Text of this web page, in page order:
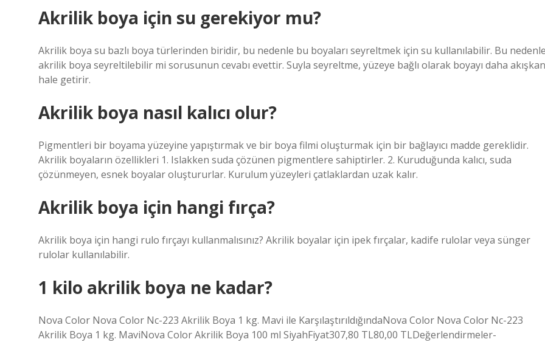
Akrilik boya için su gerekiyor mu?
Akrilik boya su bazlı boya türlerinden biridir, bu nedenle bu boyaları seyreltmek için su kullanılabilir. Bu
akrilik boya seyreltilebilir mi sorusunun cevabı evettir. Suyla seyreltme, yüzeye bağlı olarak boyayı daha akışkan
hale getirir.
Akrilik boya nasıl kalıcı olur?
Pigmentleri bir boyama yüzeyine yapıştırmak ve bir boya filmi oluşturmak için bir bağlayıcı madde gereklidir.
Akrilik boyaların özellikleri 1. Islakken suda çözünen pigmentlere sahiptirler. 2. Kuruduğunda kalıcı, suda
çözünmeyen, esnek boyalar oluştururlar. Kurulum yüzeyleri çatlaklardan uzak kalır.
Akrilik boya için hangi fırça?
Akrilik boya için hangi rulo fırçayı kullanmalısınız? Akrilik boyalar için ipek fırçalar, kadife rulolar veya sünger
rulolar kullanılabilir.
1 kilo akrilik boya ne kadar?
Nova Color Nova Color Nc-223 Akrilik Boya 1 kg. Mavi ile KarşılaştırıldığındaNova Color Nova Color Nc-223
Akrilik Boya 1 kg. MaviNova Color Akrilik Boya 100 ml SiyahFiyat307,80 TL80,00 TLDeğerlendirmeler-